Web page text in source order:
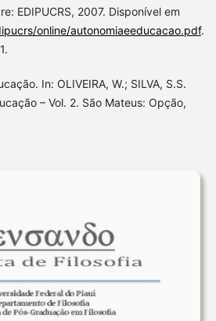
EDIPUCRS, 2007. Disponível em
online/autonomiaeeducacao.pdf.
In: OLIVEIRA, W.; SILVA, S.S.
– Vol. 2. São Mateus: Opção,